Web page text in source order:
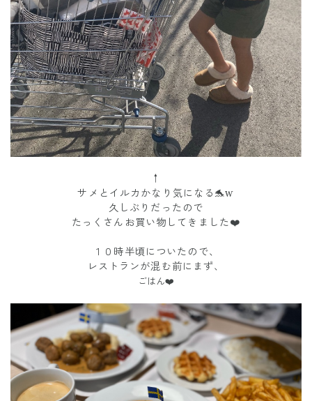
↑
サメとイルカかなり気になる🐬w
久しぶりだったので
たっくさんお買い物してきました❤️
１０時半頃についたので、
レストランが混む前にまず、
ごはん❤️